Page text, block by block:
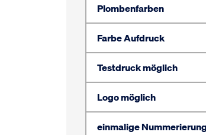
Plombenfarben
Farbe Aufdruck
Testdruck möglich
Logo möglich
einmalige